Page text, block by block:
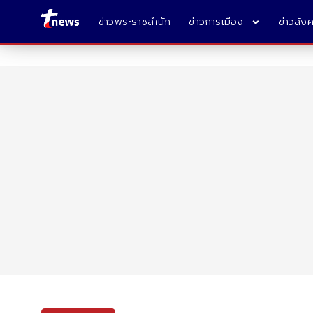
ข่าวพระราชสำนัก ข่าวการเมือง ข่าวสัง